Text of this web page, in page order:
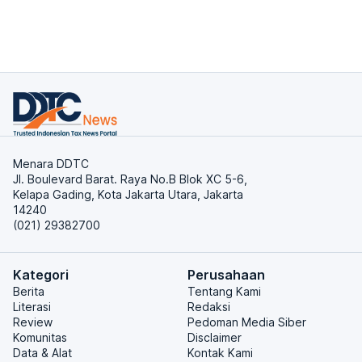
Menara DDTC
Jl. Boulevard Barat. Raya No.B Blok XC 5-6,
Kelapa Gading, Kota Jakarta Utara, Jakarta
14240
(021) 29382700
Kategori
Berita
Literasi
Review
Komunitas
Data & Alat
Perusahaan
Tentang Kami
Redaksi
Pedoman Media Siber
Disclaimer
Kontak Kami